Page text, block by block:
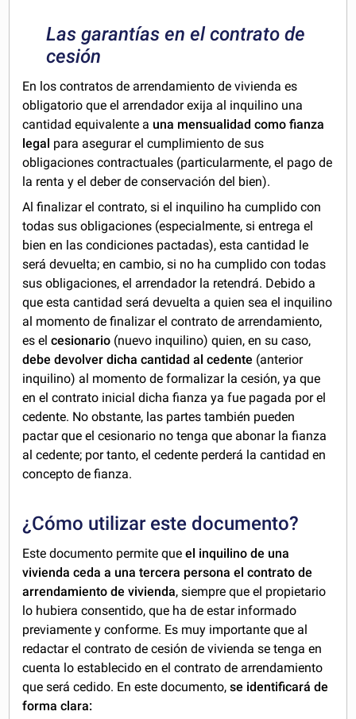
Las garantías en el contrato de
cesión
En los contratos de arrendamiento de vivienda es
obligatorio que el arrendador exija al inquilino una
cantidad equivalente a una mensualidad como fianza
legal para asegurar el cumplimiento de sus
obligaciones contractuales (particularmente, el pago de
la renta y el deber de conservación del bien).
Al finalizar el contrato, si el inquilino ha cumplido con
todas sus obligaciones (especialmente, si entrega el
bien en las condiciones pactadas), esta cantidad le
será devuelta; en cambio, si no ha cumplido con todas
sus obligaciones, el arrendador la retendrá. Debido a
que esta cantidad será devuelta a quien sea el inquilino
al momento de finalizar el contrato de arrendamiento,
es elcesionario (nuevo inquilino) quien, en su caso,
debe devolver dicha cantidad al cedente (anterior
inquilino) al momento de formalizar la cesión, ya que
en el contrato inicial dicha fianza ya fue pagada por el
cedente. No obstante, las partes también pueden
pactar que el cesionario no tenga que abonar la fianza
al cedente; por tanto, el cedente perderá la cantidad en
concepto de fianza.
¿Cómo utilizar este documento?
Este documento permite queel inquilino de una
vivienda ceda a una tercera persona el contrato de
arrendamiento de vivienda, siempre que el propietario
lo hubiera consentido, que ha de estar informado
previamente y conforme. Es muy importante que al
redactar el contrato de cesión de vivienda se tenga en
cuenta lo establecido en el contrato de arrendamiento
que será cedido. En este documento,se identificará de
forma clara: